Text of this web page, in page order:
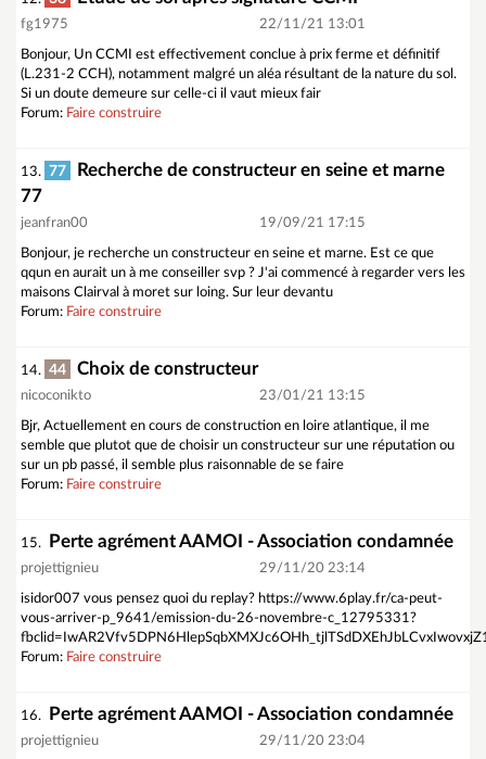
fg1975 22/11/21 13:01
Bonjour, Un CCMI est effectivement conclue à prix ferme et définitif
(L.231-2 CCH), notamment malgré un aléa résultant de la nature du sol.
Si un doute demeure sur celle-ci il vaut mieux fair
Forum: Faire construire
13. 77
Recherche de constructeur en seine et marne
77
jeanfran00 19/09/21 17:15
Bonjour, je recherche un constructeur en seine et marne. Est ce que
qqun en aurait un à me conseiller svp ? J'ai commencé à regarder vers les
maisons Clairval à moret sur loing. Sur leur devantu
Forum: Faire construire
14. 44 Choix de constructeur
nicoconikto 23/01/21 13:15
Bjr, Actuellement en cours de construction en loire atlantique, il me
semble que plutot que de choisir un constructeur sur une réputation ou
sur un pb passé, il semble plus raisonnable de se faire
Forum: Faire construire
15. Perte agrément AAMOI - Association condamnée
projettignieu 29/11/20 23:14
isidor007 vous pensez quoi du replay? https://www.6play.fr/ca-peut-
vous-arriver-p_9641/emission-du-26-novembre-c_12795331?
Forum: Faire construire
16. Perte agrément AAMOI - Association condamnée
projettignieu 29/11/20 23:04